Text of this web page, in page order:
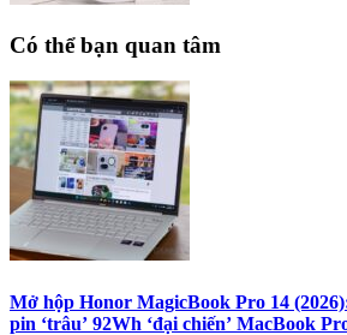
Có thể bạn quan tâm
Mở hộp Honor MagicBook Pro 14
pin ‘trâu’ 92Wh ‘đại chiến’ MacBook